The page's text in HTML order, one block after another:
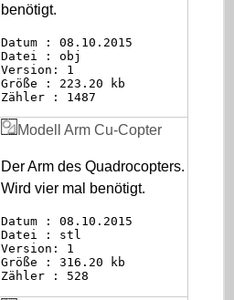
benötigt.
Datum : 08.10.2015
Datei : obj
Version: 1
Größe : 223.20 kb
Zähler : 1487
Modell Arm Cu-Copter
Der Arm des Quadrocopters.
Wird vier mal benötigt.
Datum : 08.10.2015
Datei : stl
Version: 1
Größe : 316.20 kb
Zähler : 528